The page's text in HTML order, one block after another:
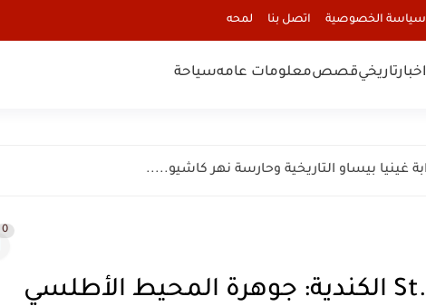
سياسة الخصوصية اتصل بنا لمحه
اخبارتاريخيقصصمعلومات عامهسياحة
0
مدينة سانت جونز St. John's الكندية: جوهرة المحيط الأطلسي